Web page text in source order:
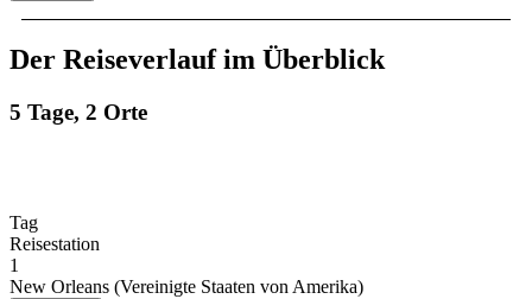
Der Reiseverlauf im Überblick
5 Tage, 2 Orte
Tag
Reisestation
1
New Orleans (Vereinigte Staaten von Amerika)